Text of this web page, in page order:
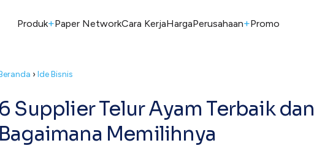
Produk+Paper NetworkCara KerjaHargaPerusahaan+Promo
› Ide Bisnis
6 Supplier Telur Ayam Terbaik dan
Bagaimana Memilihnya